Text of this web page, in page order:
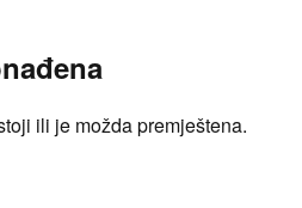
ili je možda premještena.